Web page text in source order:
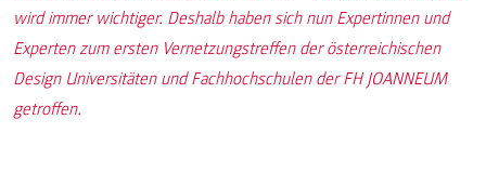
wird immer wichtiger. Deshalb haben sich nun Expertinnen und
Experten zum ersten Vernetzungstreffen der österreichischen
Design Universitäten und Fachhochschulen der FH JOANNEUM
getroffen.